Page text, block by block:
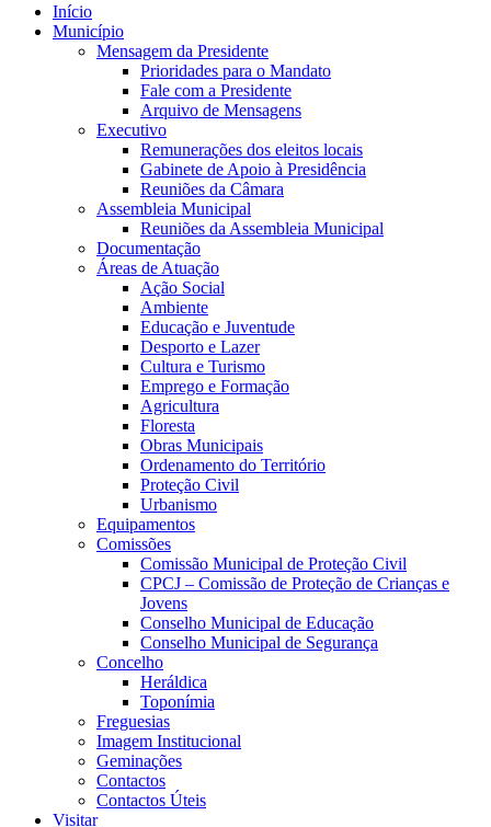
Início
Município
Mensagem da Presidente
Prioridades para o Mandato
Fale com a Presidente
Arquivo de Mensagens
Executivo
Remunerações dos eleitos locais
Gabinete de Apoio à Presidência
Reuniões da Câmara
Assembleia Municipal
Reuniões da Assembleia Municipal
Documentação
Áreas de Atuação
Ação Social
Ambiente
Educação e Juventude
Desporto e Lazer
Cultura e Turismo
Emprego e Formação
Agricultura
Floresta
Obras Municipais
Ordenamento do Território
Proteção Civil
Urbanismo
Equipamentos
Comissões
Comissão Municipal de Proteção Civil
CPCJ – Comissão de Proteção de Crianças e
Jovens
Conselho Municipal de Educação
Conselho Municipal de Segurança
Concelho
Heráldica
Toponímia
Freguesias
Imagem Institucional
Geminações
Contactos
Contactos Úteis
Visitar